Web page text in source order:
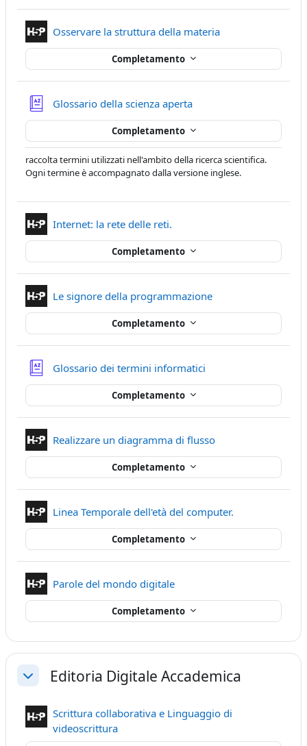
Osservare la struttura della materiaContenuto
Completamento
Glossario della scienza aperta
Completamento
raccolta termini utilizzati nell'ambito della ricerca scientifica.
Ogni termine è accompagnato dalla versione inglese.
Internet: la rete delle reti.
Completamento
Le signore della programmazioneContenuto
Completamento
Glossario dei termini informatici
Completamento
Realizzare un diagramma di flussoContenuto
Completamento
Linea Temporale dell'età del computer.
Completamento
Parole del mondo digitaleContenuto Interattivo
Completamento
MinimizzaEditoria Digitale Accademica
Scrittura collaborativa e Linguaggio di
videoscritturaContenuto Interattivo